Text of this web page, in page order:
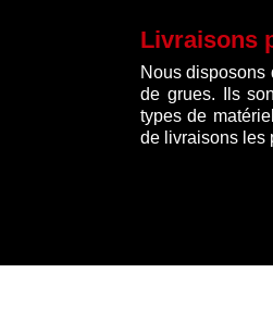
Livraisons
Nous disposons
de grues. Ils
types de
de livraisons les